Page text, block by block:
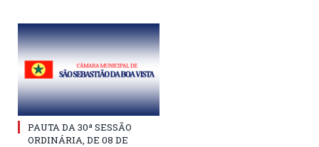
PAUTA DA 30ª SESSÃO
ORDINÁRIA, DE 08 DE